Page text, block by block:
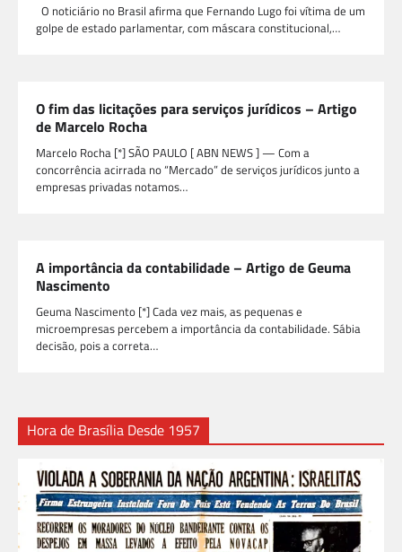
O noticiário no Brasil afirma que Fernando Lugo foi vítima de um
golpe de estado parlamentar, com máscara constitucional,…
O fim das licitações para serviços jurídicos – Artigo
de Marcelo Rocha
Marcelo Rocha [*] SÃO PAULO [ ABN NEWS ] — Com a
concorrência acirrada no “Mercado” de serviços jurídicos junto a
empresas privadas notamos…
A importância da contabilidade – Artigo de Geuma
Nascimento
Geuma Nascimento [*] Cada vez mais, as pequenas e
microempresas percebem a importância da contabilidade. Sábia
decisão, pois a correta…
Hora de Brasília Desde 1957